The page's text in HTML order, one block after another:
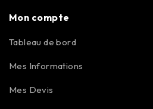
Mon compte
Tableau de bord
Mes Informations
Mes Devis